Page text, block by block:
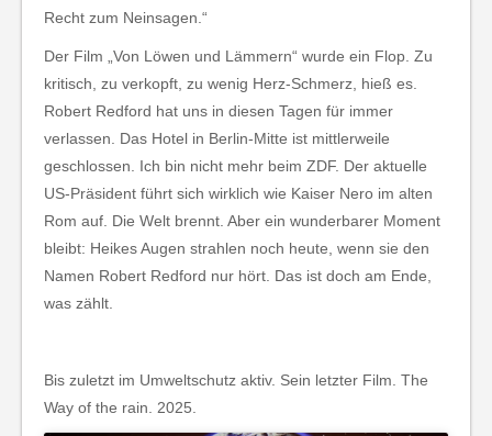
Recht zum Neinsagen.“
Der Film „Von Löwen und Lämmern“ wurde ein Flop. Zu
kritisch, zu verkopft, zu wenig Herz-Schmerz, hieß es.
Robert Redford hat uns in diesen Tagen für immer
verlassen. Das Hotel in Berlin-Mitte ist mittlerweile
geschlossen. Ich bin nicht mehr beim ZDF. Der aktuelle
US-Präsident führt sich wirklich wie Kaiser Nero im alten
Rom auf. Die Welt brennt. Aber ein wunderbarer Moment
bleibt: Heikes Augen strahlen noch heute, wenn sie den
Namen Robert Redford nur hört. Das ist doch am Ende,
was zählt.
Bis zuletzt im Umweltschutz aktiv. Sein letzter Film. The
Way of the rain. 2025.